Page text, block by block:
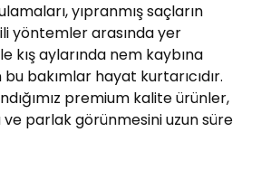
yıpranmış saçların
yöntemler arasında yer
kış aylarında nem kaybına
bakımlar hayat kurtarıcıdır.
premium kalite ürünler,
ve parlak görünmesini uzun süre